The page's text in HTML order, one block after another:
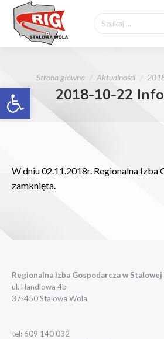
Otwórz pasek narzędzi
Szukaj:
Jesteś tutaj:
Strona główna Aktualności
2018-10-22
W dniu 02.11.2018r. Regionalna Izba
zamknięta.
Regionalna Izba Gospodarcza w
ul. Handlowa 4b
37-450 Stalowa Wola
tel: 609 140 032